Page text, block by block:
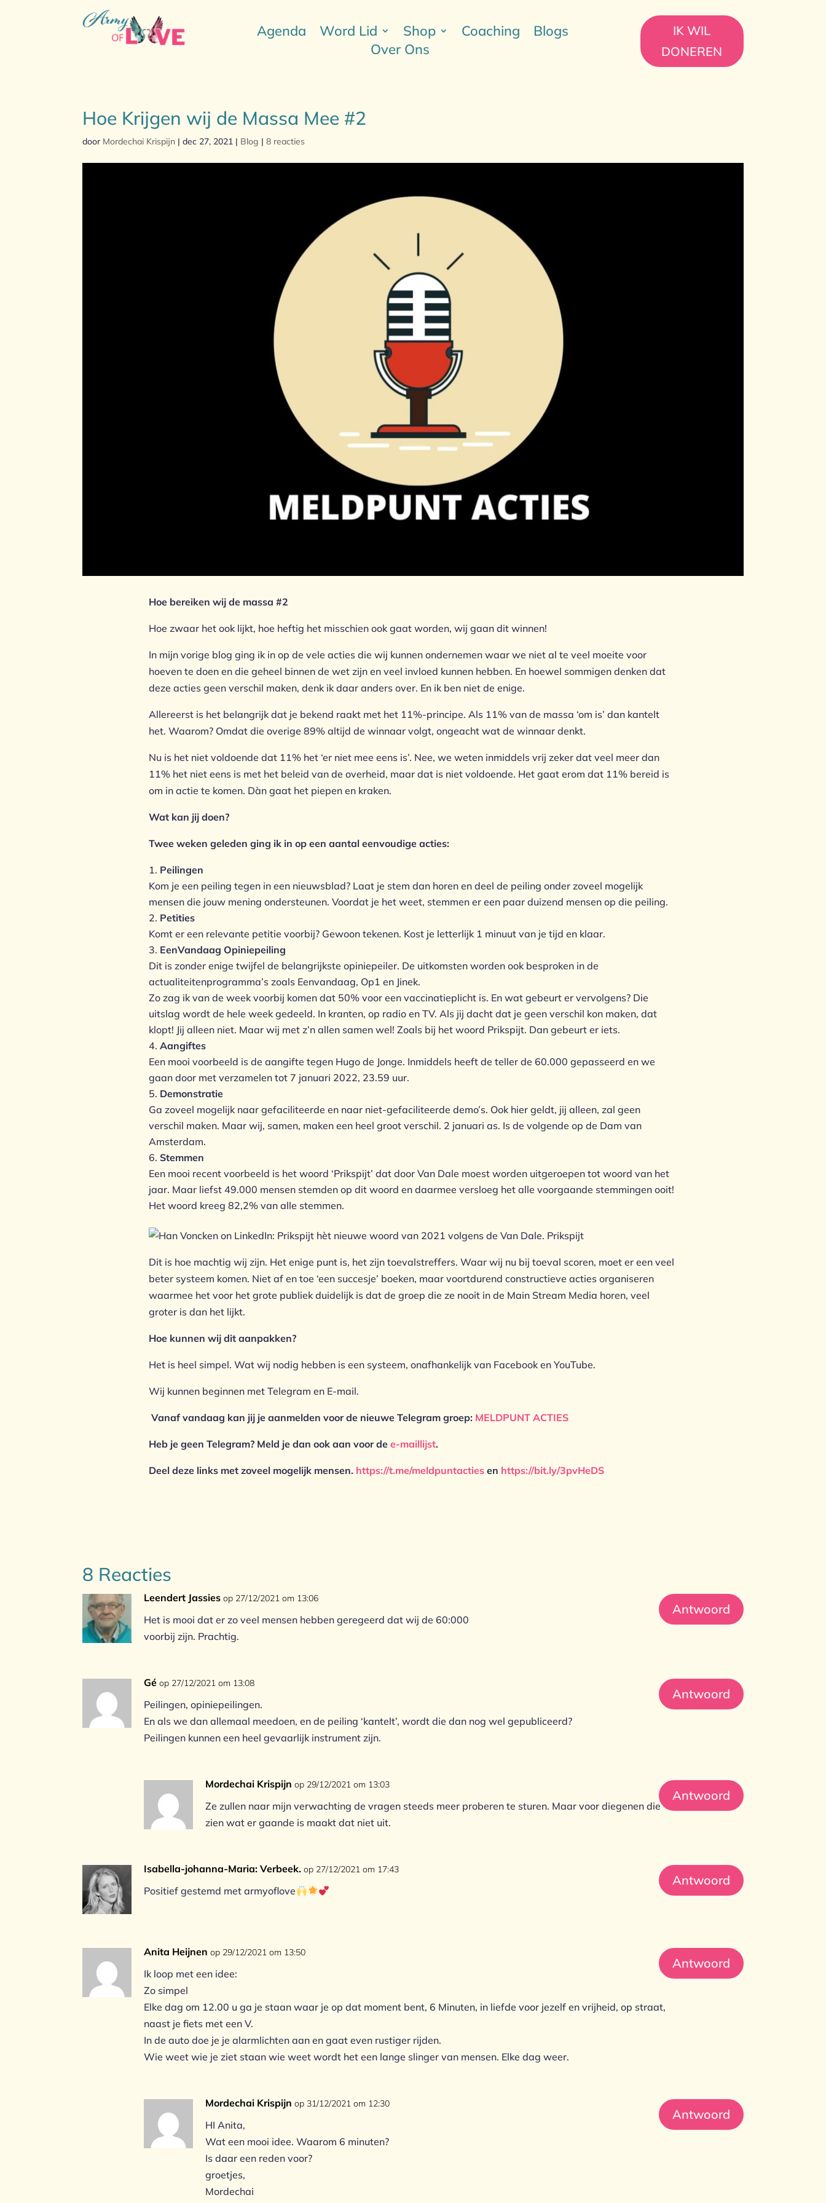
Agenda Word Lid Shop Coaching
Blogs
Over Ons
IK WIL
DONEREN
Hoe Krijgen wij de Massa Mee #2
door Mordechai Krispijn |dec 27, 2021 | Blog |8 reacties
Hoe bereiken wij de massa #2
Hoe zwaar het ook lijkt, hoe heftig het misschien ook gaat worden, wij gaan dit winnen!
In mijn vorige blog ging ik in op de vele acties die wij kunnen ondernemen waar we niet al te veel moeite voor
hoeven te doen en die geheel binnen de wet zijn en veel invloed kunnen hebben. En hoewel sommigen denken dat
deze acties geen verschil maken, denk ik daar anders over. En ik ben niet de enige.
Allereerst is het belangrijk dat je bekend raakt met het 11%-principe. Als 11% van de massa ‘om is’ dan kantelt
het. Waarom? Omdat die overige 89% altijd de winnaar volgt, ongeacht wat de winnaar denkt.
Nu is het niet voldoende dat 11% het ‘er niet mee eens is’. Nee, we weten inmiddels vrij zeker dat veel meer dan
11% het niet eens is met het beleid van de overheid, maar dat is niet voldoende. Het gaat erom dat 11% bereid is
om in actie te komen. Dàn gaat het piepen en kraken.
Wat kan jij doen?
Twee weken geleden ging ik in op een aantal eenvoudige acties:
Peilingen
Kom je een peiling tegen in een nieuwsblad? Laat je stem dan horen en deel de peiling onder zoveel mogelijk
mensen die jouw mening ondersteunen. Voordat je het weet, stemmen er een paar duizend mensen op die peiling.
Petities
Komt er een relevante petitie voorbij? Gewoon tekenen. Kost je letterlijk 1 minuut van je tijd en klaar.
EenVandaag Opiniepeiling
Dit is zonder enige twijfel de belangrijkste opiniepeiler. De uitkomsten worden ook besproken in de
actualiteitenprogramma’s zoals Eenvandaag, Op1 en Jinek.
Zo zag ik van de week voorbij komen dat 50% voor een vaccinatieplicht is. En wat gebeurt er vervolgens? Die
uitslag wordt de hele week gedeeld. In kranten, op radio en TV. Als jij dacht dat je geen verschil kon maken, dat
klopt! Jij alleen niet. Maar wij met z’n allen samen wel! Zoals bij het woord Prikspijt. Dan gebeurt er iets.
Aangiftes
Een mooi voorbeeld is de aangifte tegen Hugo de Jonge. Inmiddels heeft de teller de 60.000 gepasseerd en we
gaan door met verzamelen tot 7 januari 2022, 23.59 uur.
Demonstratie
Ga zoveel mogelijk naar gefaciliteerde en naar niet-gefaciliteerde demo’s. Ook hier geldt, jij alleen, zal geen
verschil maken. Maar wij, samen, maken een heel groot verschil. 2 januari as. Is de volgende op de Dam van
Amsterdam.
Stemmen
Een mooi recent voorbeeld is het woord ‘Prikspijt’ dat door Van Dale moest worden uitgeroepen tot woord van het
jaar. Maar liefst 49.000 mensen stemden op dit woord en daarmee versloeg het alle voorgaande stemmingen ooit!
Het woord kreeg 82,2% van alle stemmen.
Dit is hoe machtig wij zijn. Het enige punt is, het zijn toevalstreffers. Waar wij nu bij toeval scoren, moet er een veel
beter systeem komen. Niet af en toe ‘een succesje’ boeken, maar voortdurend constructieve acties organiseren
waarmee het voor het grote publiek duidelijk is dat de groep die ze nooit in de Main Stream Media horen, veel
groter is dan het lijkt.
Hoe kunnen wij dit aanpakken?
Het is heel simpel. Wat wij nodig hebben is een systeem, onafhankelijk van Facebook en YouTube.
Wij kunnen beginnen met Telegram en E-mail.
Vanaf vandaag kan jij je aanmelden voor de nieuwe Telegram groep: MELDPUNT ACTIES
Heb je geen Telegram? Meld je dan ook aan voor de e-maillijst.
Deel deze links met zoveel mogelijk mensen. https://t.me/meldpuntactiesen https://bit.ly/3pvHeDS
8 Reacties
Leendert Jassies op 27/12/2021 om 13:06
Het is mooi dat er zo veel mensen hebben geregeerd dat wij de 60:000
voorbij zijn. Prachtig.
Antwoord
Gé op 27/12/2021 om 13:08
Peilingen, opiniepeilingen.
En als we dan allemaal meedoen, en de peiling ‘kantelt’, wordt die dan nog wel gepubliceerd?
Peilingen kunnen een heel gevaarlijk instrument zijn.
Antwoord
Mordechai Krispijn op 29/12/2021 om 13:03
Ze zullen naar mijn verwachting de vragen steeds meer proberen te sturen. Maar voor diegenen die
zien wat er gaande is maakt dat niet uit.
Antwoord
Isabella-johanna-Maria: Verbeek. op 27/12/2021 om 17:43
Positief gestemd met armyoflove
Antwoord
Anita Heijnen op 29/12/2021 om 13:50
Ik loop met een idee:
Zo simpel
Elke dag om 12.00 u ga je staan waar je op dat moment bent, 6 Minuten, in liefde voor jezelf en vrijheid, op straat,
naast je fiets met een V.
In de auto doe je je alarmlichten aan en gaat even rustiger rijden.
Wie weet wie je ziet staan wie weet wordt het een lange slinger van mensen. Elke dag weer.
Antwoord
Mordechai Krispijn op 31/12/2021 om 12:30
HI Anita,
Wat een mooi idee. Waarom 6 minuten?
Is daar een reden voor?
groetjes,
Mordechai
Antwoord